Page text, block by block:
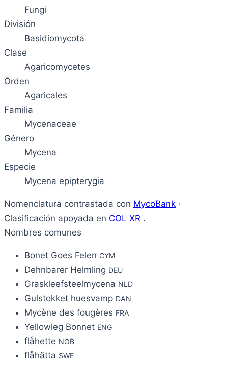
Fungi
División
Basidiomycota
Clase
Agaricomycetes
Orden
Agaricales
Familia
Mycenaceae
Género
Mycena
Especie
Mycena epipterygia
Nomenclatura contrastada con MycoBank ·
Clasificación apoyada en COL XR .
Nombres comunes
Bonet Goes Felen CYM
Dehnbarer Helmling DEU
Graskleefsteelmycena NLD
Gulstokket huesvamp DAN
Mycène des fougères FRA
Yellowleg Bonnet ENG
flåhette NOB
flåhätta SWE